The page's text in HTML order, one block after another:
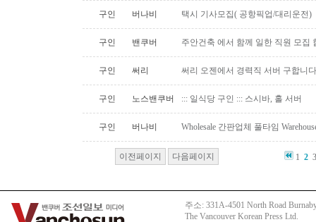
구인 버나비 택시 기사모집( 공항픽업/대리운전)
구인 밴쿠버 주안건축 에서 함께 일한 직원 모집
구인 써리 써리 오젠에서 경력직 서버 구합니다
구인 노스밴쿠버 ::: 일식당 구인 ::: 스시바, 홀 서버
구인 버나비 Wholesale 간판업체 풀타임
이전페이지 다음페이지 1 2
주소: 331A-4501 North Road
The Vancouver Korean Press Ltd.